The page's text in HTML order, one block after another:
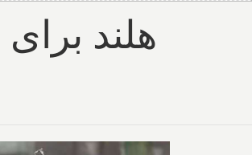
هلند